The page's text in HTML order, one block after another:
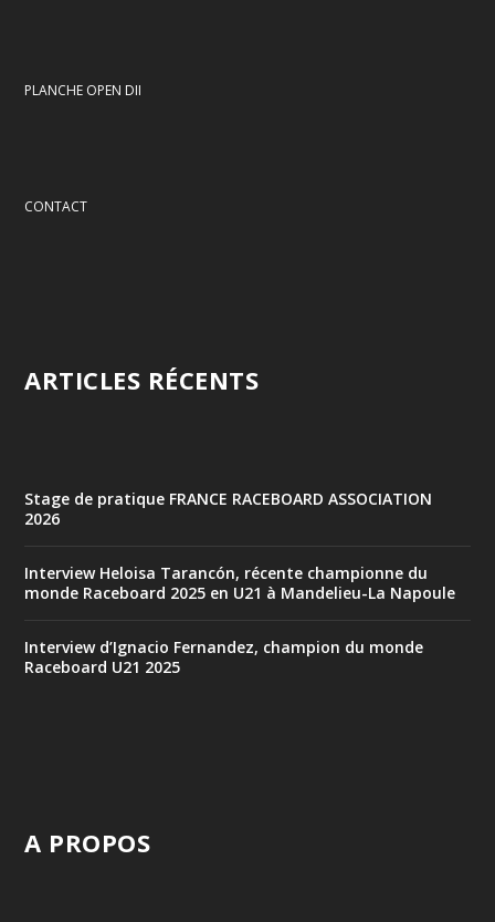
PLANCHE OPEN DII
CONTACT
ARTICLES RÉCENTS
Stage de pratique FRANCE RACEBOARD ASSOCIATION
2026
Interview Heloisa Tarancón, récente championne du
monde Raceboard 2025 en U21 à Mandelieu-La Napoule
Interview d’Ignacio Fernandez, champion du monde
Raceboard U21 2025
A PROPOS